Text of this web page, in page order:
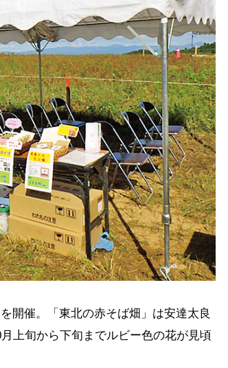
開催。「東北の赤そば畑」は安達太良
上旬から下旬までルビー色の花が見頃